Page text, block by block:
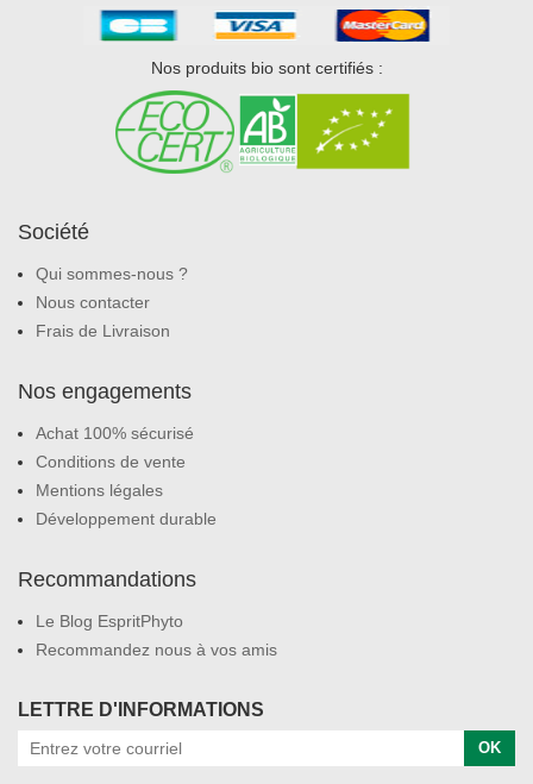
Nos produits bio sont certifiés :
Société
Qui sommes-nous ?
Nous contacter
Frais de Livraison
Nos engagements
Achat 100% sécurisé
Conditions de vente
Mentions légales
Développement durable
Recommandations
Le Blog EspritPhyto
Recommandez nous à vos amis
LETTRE D'INFORMATIONS
OK